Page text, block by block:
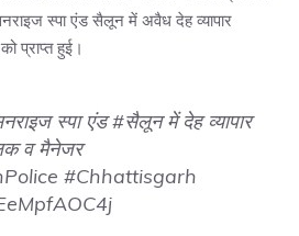
स्पा एंड सैलून में अवैध देह व्यापार
प्राप्त हुई।
स्पा एंड#सैलूनमें देह व्यापार
व मैनेजर
#Chhattisgarh